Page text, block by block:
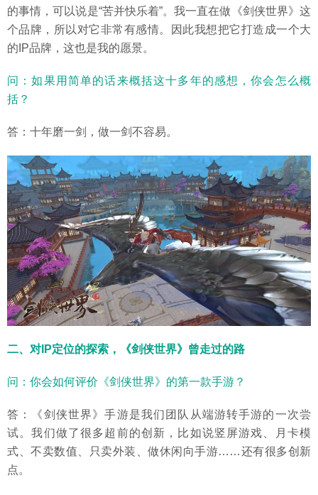
的事情，可以说是“苦并快乐着”。我一直在做《剑侠世界》这
个品牌，所以对它非常有感情。因此我想把它打造成一个大
的IP品牌，这也是我的愿景。
问：如果用简单的话来概括这十多年的感想，你会怎么概
括？
答：十年磨一剑，做一剑不容易。
二、对IP定位的探索，《剑侠世界》曾走过的路
问：你会如何评价《剑侠世界》的第一款手游？
答：《剑侠世界》手游是我们团队从端游转手游的一次尝
试。我们做了很多超前的创新，比如说竖屏游戏、月卡模
式、不卖数值、只卖外装、做休闲向手游……还有很多创新
点。